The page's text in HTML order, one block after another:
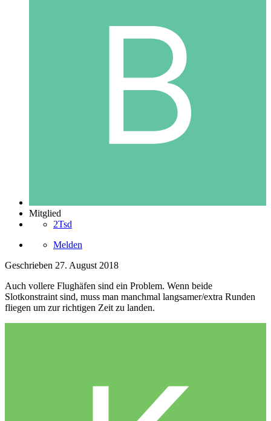
Mitglied
2Tsd
Melden
Geschrieben 27. August 2018
Auch vollere Flughäfen sind ein Problem. Wenn beide
Slotkonstraint sind, muss man manchmal langsamer/extra Runden
fliegen um zur richtigen Zeit zu landen.